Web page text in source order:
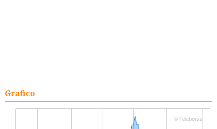
Grafico
© Teleborsa